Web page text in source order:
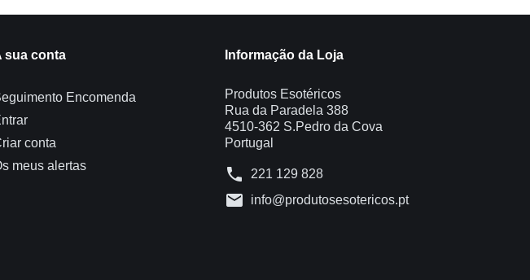
sua conta
Encomenda
conta
meus alertas
Informação da Loja
Produtos Esotéricos
Rua da Paradela 388
4510-362 S.Pedro da Cova
Portugal
phone 221 129 828
mail info@produtosesotericos.pt